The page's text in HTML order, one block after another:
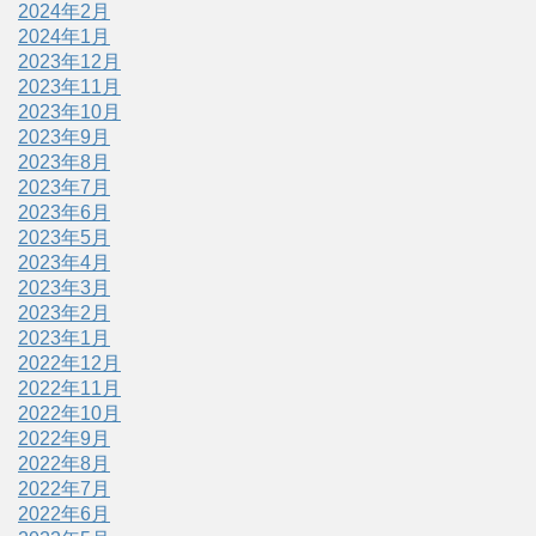
2024年2月
2024年1月
2023年12月
2023年11月
2023年10月
2023年9月
2023年8月
2023年7月
2023年6月
2023年5月
2023年4月
2023年3月
2023年2月
2023年1月
2022年12月
2022年11月
2022年10月
2022年9月
2022年8月
2022年7月
2022年6月